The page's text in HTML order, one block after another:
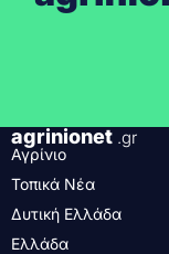
agrinionet .gr
Αγρίνιο
Τοπικά Νέα
Δυτική Ελλάδα
Ελλάδα